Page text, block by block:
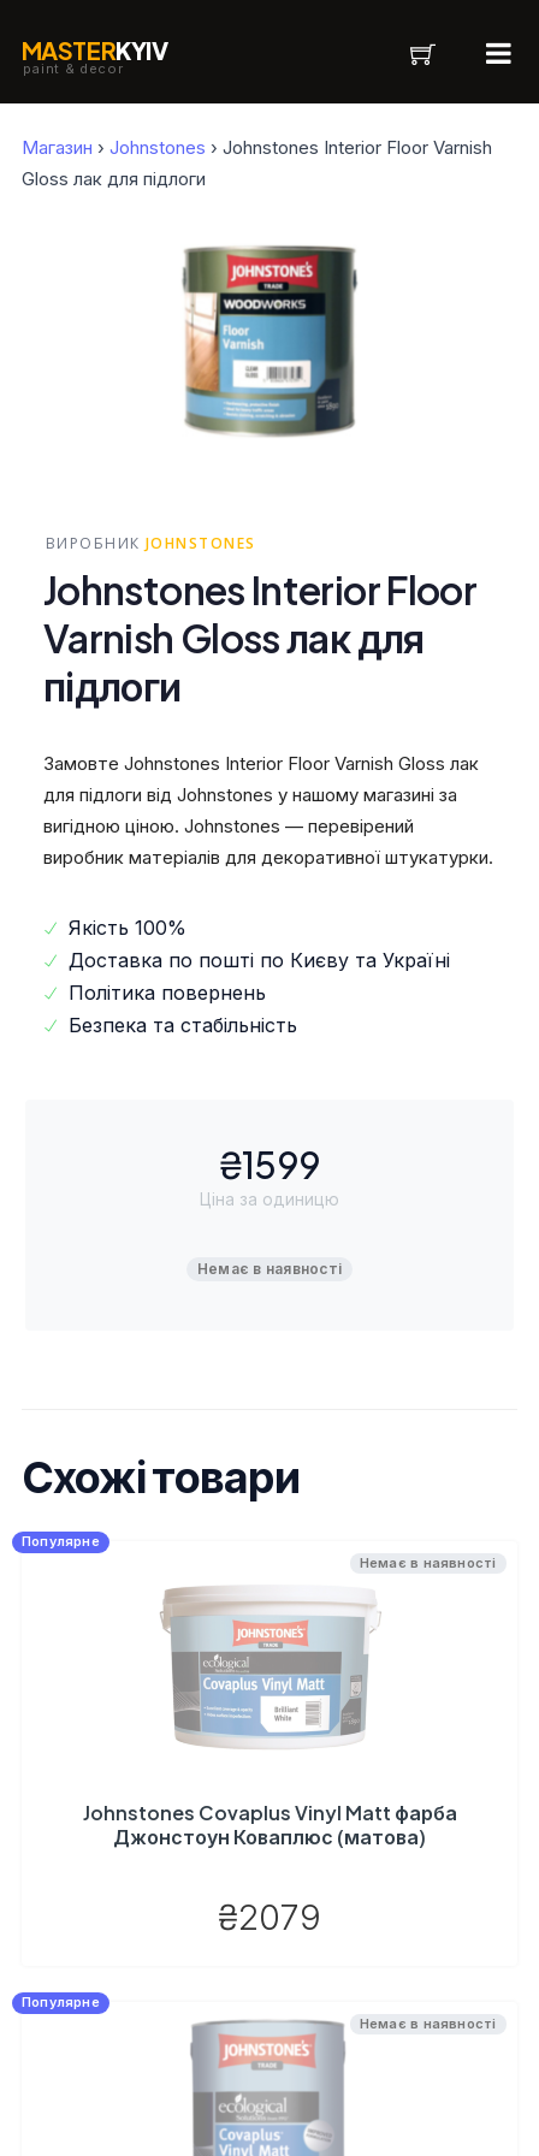
MASTERKYIV
paint & decor
Магазин › Johnstones › Johnstones Interior Floor Varnish
Gloss лак для підлоги
ВИРОБНИКJOHNSTONES
Johnstones Interior Floor
Varnish Gloss лак для
підлоги
Замовте Johnstones Interior Floor Varnish Gloss лак
для підлоги від Johnstones у нашому магазині за
вигідною ціною. Johnstones — перевірений
виробник матеріалів для декоративної штукатурки.
Якість 100%
Доставка по пошті по Києву та Україні
Політика повернень
Безпека та стабільність
₴1599
Ціна за одиницю
Немає в наявності
Схожі товари
Популярне
Немає в наявності
Johnstones Covaplus Vinyl Matt фарба
Джонстоун Коваплюс (матова)
₴2079
Популярне
Немає в наявності